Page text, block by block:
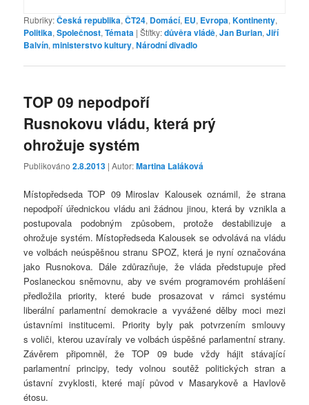
Rubriky:Česká republika,ČT24, Domácí, EU, Evropa,Kontinenty,
Politika,Společnost,Témata |Štítky:důvěra vládě,Jan Burian,Jiří
Balvín,ministerstvo kultury,Národní divadlo
TOP 09 nepodpoří
Rusnokovu vládu, která prý
ohrožuje systém
Publikováno2.8.2013 | Autor:Martina Laláková
Místopředseda TOP 09 Miroslav Kalousek oznámil, že strana
nepodpoří úřednickou vládu ani žádnou jinou, která by vznikla a
postupovala podobným způsobem, protože destabilizuje a
ohrožuje systém. Místopředseda Kalousek se odvolává na vládu
ve volbách neúspěšnou stranu SPOZ, která je nyní označována
jako Rusnokova. Dále zdůrazňuje, že vláda předstupuje před
Poslaneckou sněmovnu, aby ve svém programovém prohlášení
předložila priority, které bude prosazovat v rámci systému
liberální parlamentní demokracie a vyvážené dělby moci mezi
ústavními institucemi. Priority byly pak potvrzením smlouvy
s voliči, kterou uzavíraly ve volbách úspěšné parlamentní strany.
Závěrem připomněl, že TOP 09 bude vždy hájit stávající
parlamentní principy, tedy volnou soutěž politických stran a
ústavní zvyklosti, které mají původ v Masarykově a Havlově
étosu.